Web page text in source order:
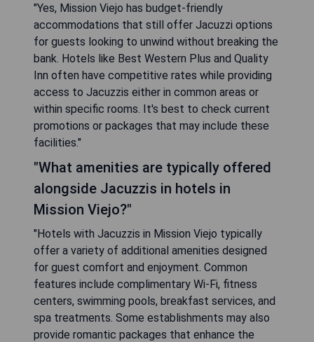
"Yes, Mission Viejo has budget-friendly
accommodations that still offer Jacuzzi options
for guests looking to unwind without breaking the
bank. Hotels like Best Western Plus and Quality
Inn often have competitive rates while providing
access to Jacuzzis either in common areas or
within specific rooms. It's best to check current
promotions or packages that may include these
facilities."
"What amenities are typically offered
alongside Jacuzzis in hotels in
Mission Viejo?"
"Hotels with Jacuzzis in Mission Viejo typically
offer a variety of additional amenities designed
for guest comfort and enjoyment. Common
features include complimentary Wi-Fi, fitness
centers, swimming pools, breakfast services, and
spa treatments. Some establishments may also
provide romantic packages that enhance the